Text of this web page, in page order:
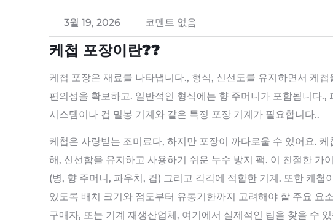
3월 19, 2026 코멘트 없음
케첩 포장이란??
케첩 포장은 재료를 나타냅니다., 형식, 신선도를 유지하면서 케
편의성을 확보하고. 일반적인 형식에는 향 주머니가 포함됩니다
시스템이나 컵 밀봉 기계와 같은 특정 포장 기계가 필요합니다..
케첩은 사랑받는 조미료다, 하지만 포장이 까다로울 수 있어요.
해, 신선함을 유지하고 사용하기 쉬운 누수 방지 팩. 이 친절한 가
(병, 향 주머니, 파우치, 컵) 그리고 각각에 적합한 기계. 또한 케
있도록 배치 크기와 점도부터 유통기한까지 고려해야 할 주요 요
구매자, 또는 기계 재생산업체, 여기에서 실제적인 팁을 찾을 수